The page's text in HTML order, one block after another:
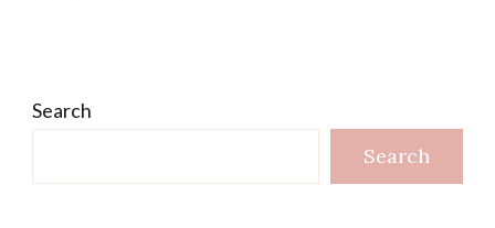
Search
Search